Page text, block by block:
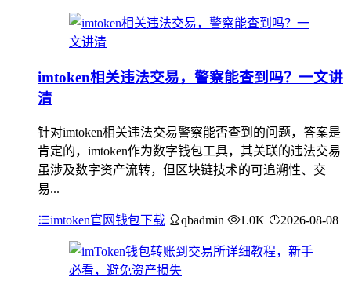
imtoken相关违法交易，警察能查到吗？一文讲
清
针对imtoken相关违法交易警察能否查到的问题，答案是
肯定的，imtoken作为数字钱包工具，其关联的违法交易
虽涉及数字资产流转，但区块链技术的可追溯性、交
易...
imtoken官网钱包下载 qbadmin 1.0K 2026-08-08